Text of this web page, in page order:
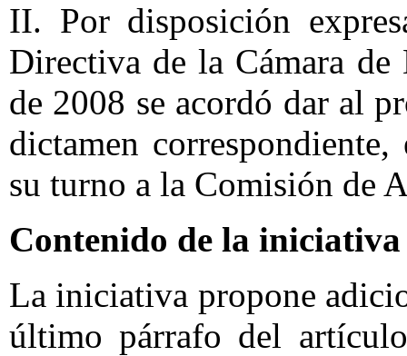
II. Por disposición
Directiva de la Cámara
de 2008 se acordó dar al
dictamen
su turno a la Comisión de
Contenido de la iniciativa
La iniciativa propone
último párrafo del